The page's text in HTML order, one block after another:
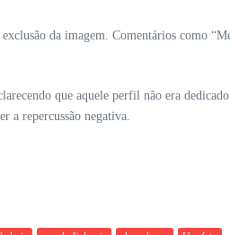
da imagem. Comentários como
que aquele perfil não era
a repercussão negativa.